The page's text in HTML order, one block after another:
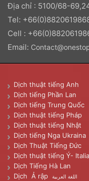
Địa chỉ : 5100/68-
Tel:
Cell :
Email:
Dịch thuật tiếng Anh
Dịch tiếng Phần Lan
Dịch tiếng Trung Quốc
Dịch thuật tiếng Pháp
Dịch thuật tiếng Nhật
Dịch tiếng Nga Ukraina
Dịch Thuật Tiếng Đức
Dịch thuật tiếng Ý- Italia
Dịch Tiếng Hà Lan
Dịch Ả rập
اللغة العربية